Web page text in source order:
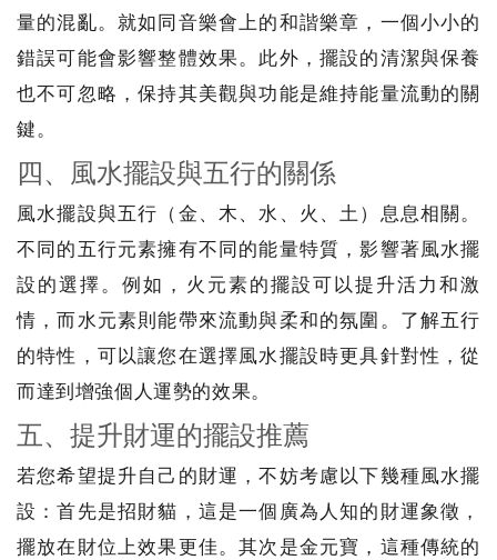
量的混亂。就如同音樂會上的和諧樂章，一個小小的
錯誤可能會影響整體效果。此外，擺設的清潔與保養
也不可忽略，保持其美觀與功能是維持能量流動的關
鍵。
四、風水擺設與五行的關係
風水擺設與五行（金、木、水、火、土）息息相關。
不同的五行元素擁有不同的能量特質，影響著風水擺
設的選擇。例如，火元素的擺設可以提升活力和激
情，而水元素則能帶來流動與柔和的氛圍。了解五行
的特性，可以讓您在選擇風水擺設時更具針對性，從
而達到增強個人運勢的效果。
五、提升財運的擺設推薦
若您希望提升自己的財運，不妨考慮以下幾種風水擺
設：首先是招財貓，這是一個廣為人知的財運象徵，
擺放在財位上效果更佳。其次是金元寶，這種傳統的